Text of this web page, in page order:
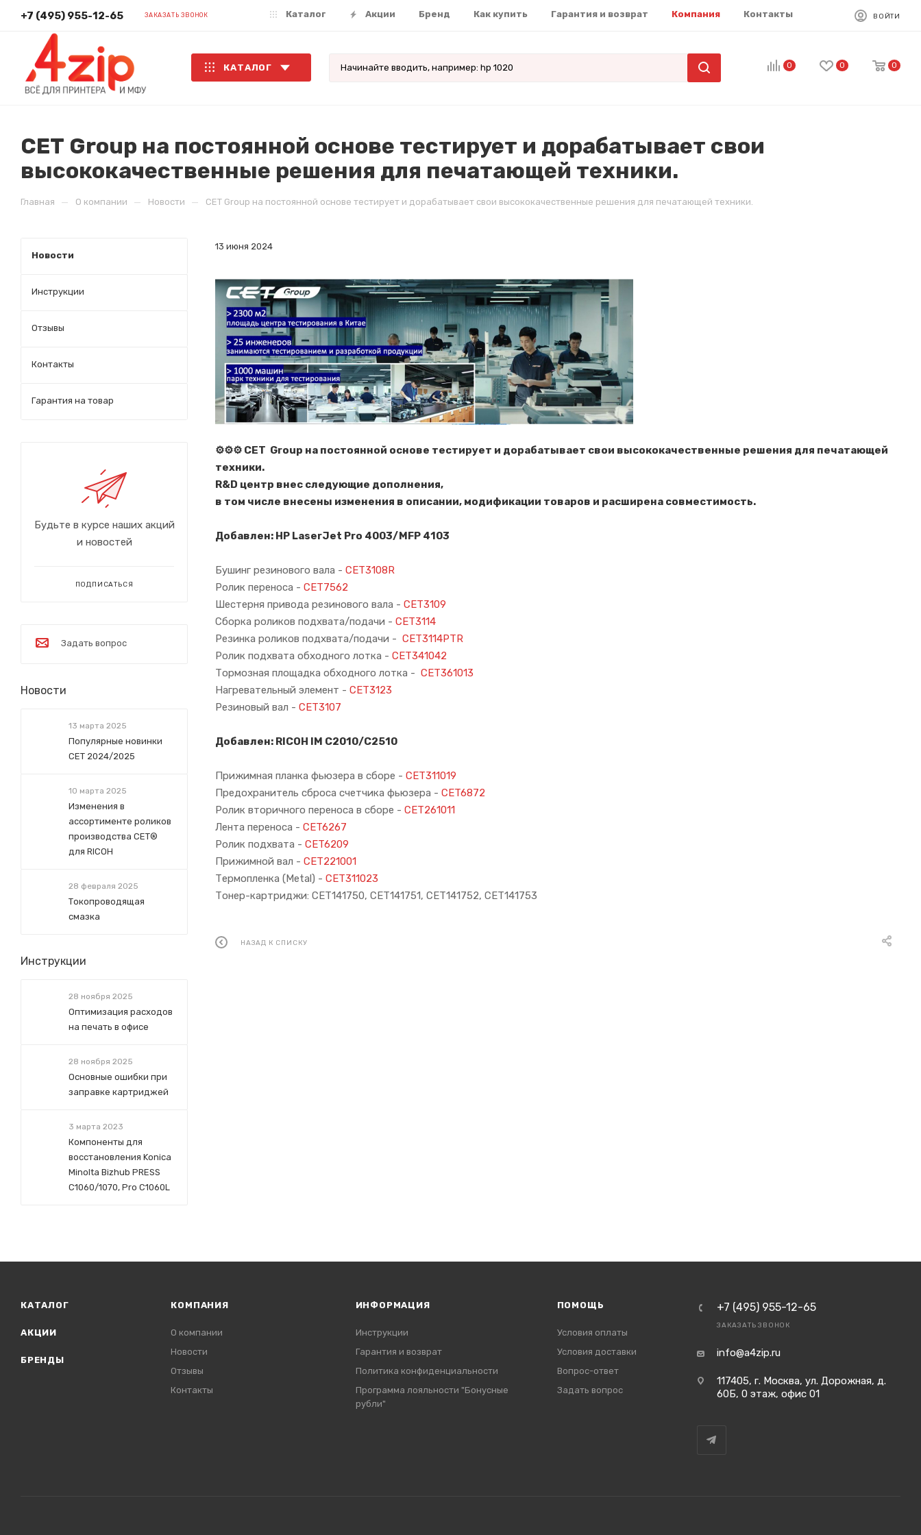
+7 (495) 955-12-65 ЗАКАЗАТЬ ЗВОНОК Каталог Акции Бренд Как купить Гарантия и возврат Компания Контакты ВОЙТИ
КАТАЛОГ 0 0 0
CET Group на постоянной основе тестирует и дорабатывает свои
высококачественные решения для печатающей техники.
Главная — О компании — Новости — CET Group на постоянной основе тестирует и дорабатывает свои высококачественные решения для печатающей техники.
13 июня 2024
⚙️⚙️⚙️ CET Group на постоянной основе тестирует и дорабатывает свои высококачественные решения для печатающей
техники.
R&D центр внес следующие дополнения,
в том числе внесены изменения в описании, модификации товаров и расширена совместимость.
Добавлен: HP LaserJet Pro 4003/MFP 4103
Бушинг резинового вала - CET3108R
Ролик переноса - CET7562
Шестерня привода резинового вала - CET3109
Сборка роликов подхвата/подачи - CET3114
Резинка роликов подхвата/подачи - CET3114PTR
Ролик подхвата обходного лотка - CET341042
Тормозная площадка обходного лотка - CET361013
Нагревательный элемент - CET3123
Резиновый вал - CET3107
Добавлен: RICOH IM C2010/C2510
Прижимная планка фьюзера в сборе - CET311019
Предохранитель сброса счетчика фьюзера - CET6872
Ролик вторичного переноса в сборе - CET261011
Лента переноса - CET6267
Ролик подхвата - CET6209
Прижимной вал - CET221001
Термопленка (Metal) - CET311023
Тонер-картриджи: CET141750, CET141751, CET141752, CET141753
НАЗАД К СПИСКУ
Новости
Инструкции
Отзывы
Контакты
Гарантия на товар
Будьте в курсе наших акций
и новостей
ПОДПИСАТЬСЯ
Задать вопрос
Новости
13 марта 2025
Популярные новинки
СЕТ 2024/2025
10 марта 2025
Изменения в
ассортименте роликов
производства СЕТ®
для RICOH
28 февраля 2025
Токопроводящая
смазка
Инструкции
28 ноября 2025
Оптимизация расходов
на печать в офисе
28 ноября 2025
Основные ошибки при
заправке картриджей
3 марта 2023
Компоненты для
восстановления Konica
Minolta Bizhub PRESS
C1060/1070, Pro C1060L
КАТАЛОГ
АКЦИИ
БРЕНДЫ
КОМПАНИЯ
О компании
Новости
Отзывы
Контакты
ИНФОРМАЦИЯ
Инструкции
Гарантия и возврат
Политика конфиденциальности
Программа лояльности "Бонусные
рубли"
ПОМОЩЬ
Условия оплаты
Условия доставки
Вопрос-ответ
Задать вопрос
+7 (495) 955-12-65
ЗАКАЗАТЬ ЗВОНОК
info@a4zip.ru
117405, г. Москва, ул. Дорожная, д.
60Б, 0 этаж, офис 01